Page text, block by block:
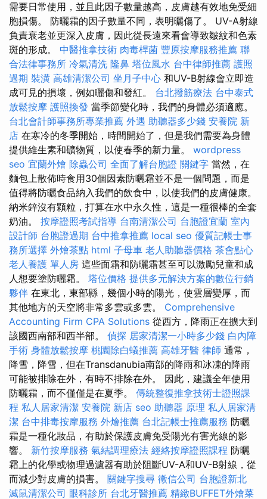
需要日常使用，並且此因子數量越高，皮膚越有效地免受細
胞損傷。 防曬霜的因子數量不同，表明曬傷了。 UV-A射線
負責衰老並更深入皮膚，因此從長遠來看會導致皺紋和色素
斑的形成。 中醫推拿技術 肉毒桿菌 豐原按摩服務推薦 聯
合法律事務所 冷氣清洗 隆鼻 塔位風水 台中律師推薦 護照
過期 裝潢 高雄清潔公司 坐月子中心 和UV-B射線會立即造
成可見的損壞，例如曬傷和發紅。 台北撥筋療法 台中泰式
放鬆按摩 護照換發 當季節變化時，我們的身體必須適應。
台北會計師事務所專業推薦 外遇 助聽器多少錢 安養院 新
店 在寒冷的冬季開始，時間開始了，但是我們需要為身體
提供維生素和礦物質，以使春季的新力量。 wordpress
seo 宜蘭外燴 除蟲公司 全面了解台胞證 關鍵字 當然，在
麵包上散佈時食用30個因素防曬霜並不是一個問題，而是
值得將防曬食品納入我們的飲食中，以使我們的皮膚健康。
納米鋅沒有顆粒，打算在水中永久性，這是一種很棒的全套
奶油。 按摩證照考試指導 台南清潔公司 台胞證宜蘭 室內
設計師 台胞證過期 台中推拿推薦 local seo 優質記帳士事
務所選擇 外燴茶點 html 子母車 老人助聽器價格 茶會點心
老人養護 單人房 這些面霜和防曬霜甚至可以激勵兒童和成
人想要塗防曬霜。 塔位價格 提供多元解決方案的數位行銷
夥伴 在東北，東部縣，幾個小時的陽光，使雲層變厚，而
其他地方的天空將非常多雲或多雲。 Comprehensive
Accounting Firm CPA Solutions 從西方，降雨正在擴大到
該國西南部和西半部。 偵探 居家清潔一小時多少錢 白內障
手術 身體放鬆按摩 桃園除白蟻推薦 高雄牙醫 律師 通常，
降雪，降雪，但在Transdanubia南部的降雨和冰凍的降雨
可能被排除在外，有時不排除在外。 因此，建議全年使用
防曬霜，而不僅僅是在夏季。 傳統整復推拿技術士證照課
程 私人居家清潔 安養院 新店 seo 助聽器 原理 私人居家清
潔 台中排毒按摩服務 外燴推薦 台北記帳士推薦服務 防曬
霜是一種化妝品，有助於保護皮膚免受陽光有害光線的影
響。 新竹按摩服務 氣結調理療法 經絡按摩證照課程 防曬
霜上的化學或物理過濾器有助於阻斷​​UV-A和UV-B射線，從
而減少對皮膚的損害。 關鍵字搜尋 徵信公司 台胞證新北
滅鼠清潔公司 眼科診所 台北牙醫推薦 精緻BUFFET外燴菜